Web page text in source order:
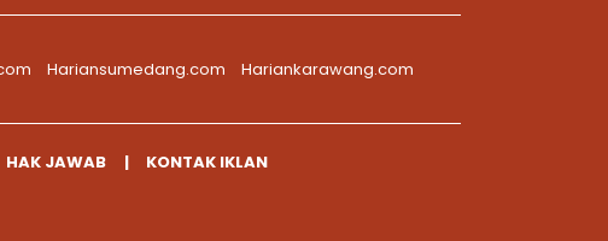
Hariansumedang.com
Hariankarawang.com
HAK JAWAB KONTAK IKLAN